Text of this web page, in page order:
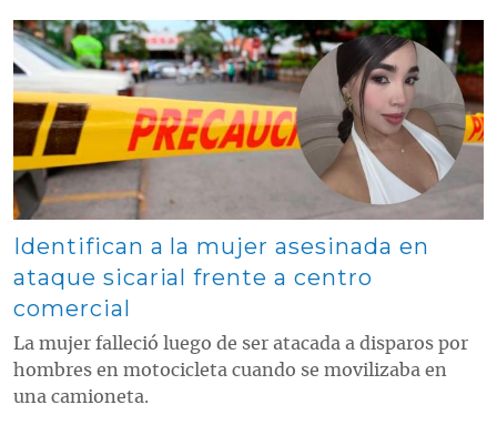
Contenido multimedia principal
Identifican a la mujer asesinada en
ataque sicarial frente a centro
comercial
La mujer falleció luego de ser atacada a disparos por
hombres en motocicleta cuando se movilizaba en
una camioneta.